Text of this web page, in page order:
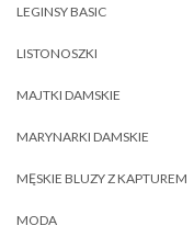
LEGINSY BASIC
LISTONOSZKI
MAJTKI DAMSKIE
MARYNARKI DAMSKIE
MĘSKIE BLUZY Z KAPTUREM
MODA